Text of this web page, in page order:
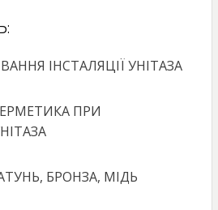
ІНСТАЛЯЦІЇ УНІТАЗА
ПРИ
БРОНЗА, МІДЬ